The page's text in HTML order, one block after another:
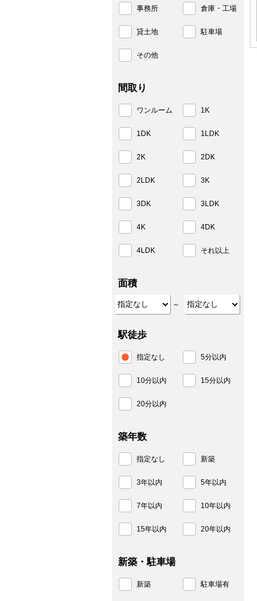
事務所 倉庫・工場
貸土地 駐車場
その他
間取り
ワンルーム 1K
1DK 1LDK
2K 2DK
2LDK 3K
3DK 3LDK
4K 4DK
4LDK それ以上
面積
～
駅徒歩
指定なし 5分以内
10分以内 15分以内
20分以内
築年数
指定なし 新築
3年以内 5年以内
7年以内 10年以内
15年以内 20年以内
新築・駐車場
新築 駐車場有